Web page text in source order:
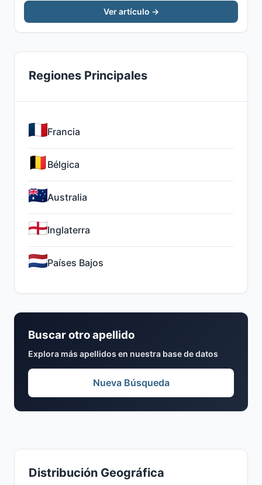
Distribución Geográfica
Ver artículo →
Regiones Principales
Francia
Bélgica
Australia
Inglaterra
Países Bajos
Buscar otro apellido
Explora más apellidos en nuestra base de datos
Nueva Búsqueda